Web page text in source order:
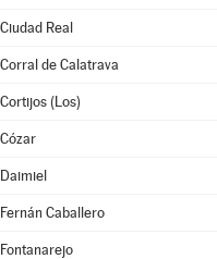
Ciudad Real
Corral de Calatrava
Cortijos (Los)
Cózar
Daimiel
Fernán Caballero
Fontanarejo